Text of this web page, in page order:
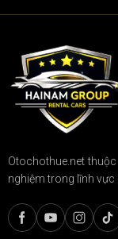
Otochothue.net
nghiệm trong lĩnh vực